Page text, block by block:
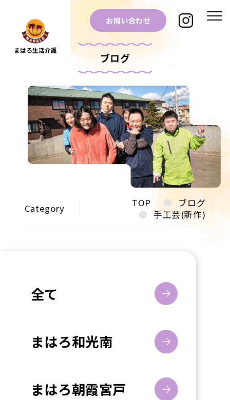
まはろ生活介護
お問い合わせ
ブログ
Category TOP
ブログ
手工芸(新作)
全て
まはろ和光南
まはろ朝霞宮戸